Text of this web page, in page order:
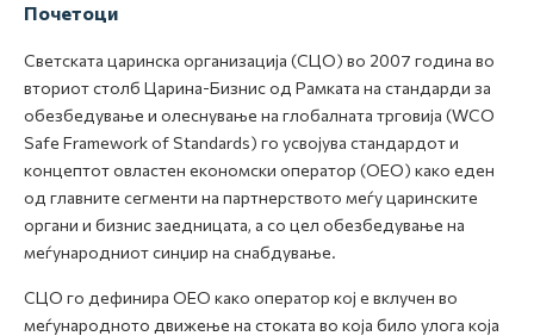
Бизнис заедница
Open
Е-Царина
Open
Медиа центар
Контакт
Е-Весник
Почетоци
Светската царинска организација (СЦО) во 2007 година во
вториот столб Царина-Бизнис од Рамката на стандарди за
обезбедување и олеснување на глобалната трговија (WCO
Safe Framework of Standards) го усвојува стандардот и
концептот овластен економски оператор (ОЕО) како еден
од главните сегменти на партнерството меѓу царинските
органи и бизнис заедницата, а со цел обезбедување на
меѓународниот синџир на снабдување.
СЦО го дефинира ОЕО како оператор кој е вклучен во
меѓународното движење на стоката во која било улога која